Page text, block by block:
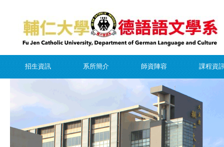
招生資訊 系所簡介 師資陣容 課程資